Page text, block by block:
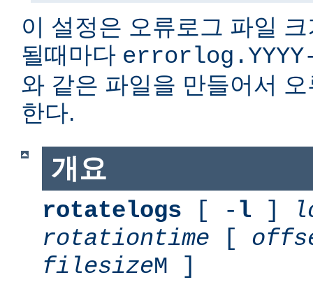
이 설정은 오류로그 파일
될때마다 errorlog.YYYY-
와 같은 파일을 만들어서
한다.
개요
rotatelogs [ - l ]
rotationtime [
filesizeM ]